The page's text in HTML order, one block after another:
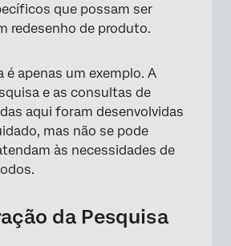
que possam ser
redesenho de produto.
é apenas um exemplo. A
e as consultas de
aqui foram desenvolvidas
mas não se pode
às necessidades de
da Pesquisa